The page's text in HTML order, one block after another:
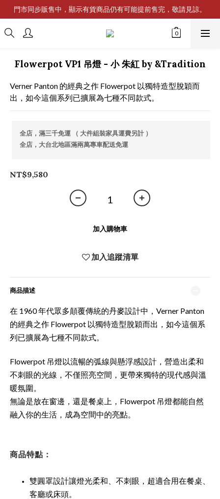
門市同步販售中，顯示有貨商品仍有可能提前售完，敬請見諒。
Flowerpot VP1 吊燈 - 小 朱紅 by &Tradition
Verner Panton 的經典之作 Flowerpot 以獨特造型脫穎而
出，如今這個系列已擴展為七種不同款式。
全店，滿三千免運 （ 大件組裝家具運費另計 ）
全店，大台北地區滿兩萬專車配送免運
NT$9,580
加入購物車
加入追蹤清單
商品描述
在 1960 年代眾多顛覆傳統的丹麥設計中，Verner Panton
的經典之作 Flowerpot 以獨特造型脫穎而出，如今這個系
列已擴展為七種不同款式。
Flowerpot 吊燈以流暢的弧線與懸浮感設計，營造出柔和
不刺眼的光線，不僅照亮空間，更帶來獨特的現代感與溫
暖氛圍。
無論是放在窗邊，還是餐桌上，Flowerpot 吊燈都能自然
融入你的生活，成為空間中的亮點。
商品特點：
雙圓罩設計讓燈光柔和、不刺眼，超適合用在餐桌、
客廳或床頭。